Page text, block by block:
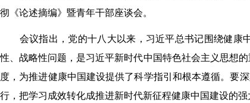
彻《论述摘编》暨青年干部座谈会。
会议指出，党的十八大以来，习近平总书记围绕健康
性、战略性问题，是习近平新时代中国特色社会主义思想
度，为推进健康中国建设提供了科学指引和根本遵循。要
行，把学习成效转化成推进新时代新征程健康中国建设的强